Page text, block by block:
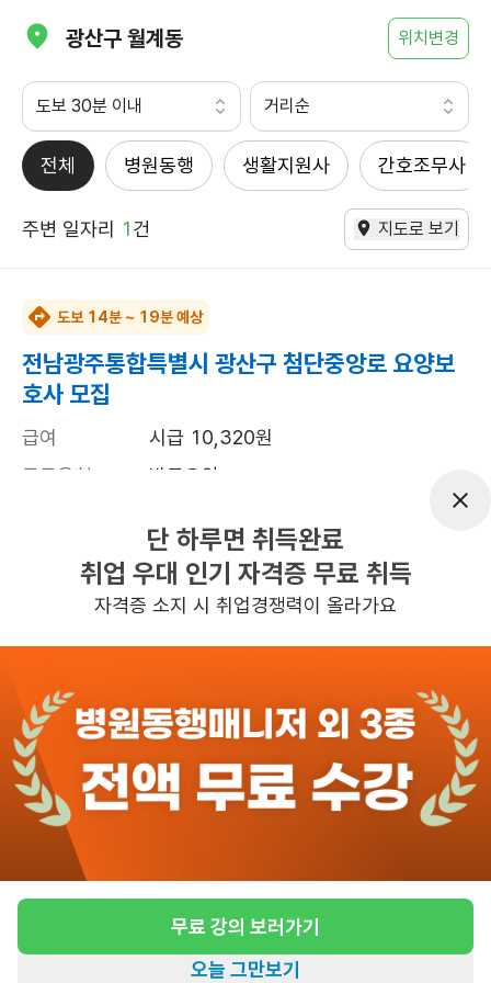
광산구 월계동 위치변경
도보 30분 이내 거리순
전체 병원동행 생활지원사 간호조무사
주변 일자리 1건 지도로 보기
도보 14분 ~ 19분 예상
전남광주통합특별시 광산구 첨단중앙로 요양보
호사 모집
급여
시급 10,320원
근무유형
방문요양
평일 : (근무시간) (오전) 8시 30분 ~ (오
전) 11시 30분, 주 3일 근무
관심 일자리정보 더보기
3일전등록
반경 3KM 이내의 일자리 확인하기
단 하루면 취득완료
취업 우대 인기 자격증 무료 취득
자격증 소지 시 취업경쟁력이 올라가요
무료 강의 보러가기
오늘 그만보기